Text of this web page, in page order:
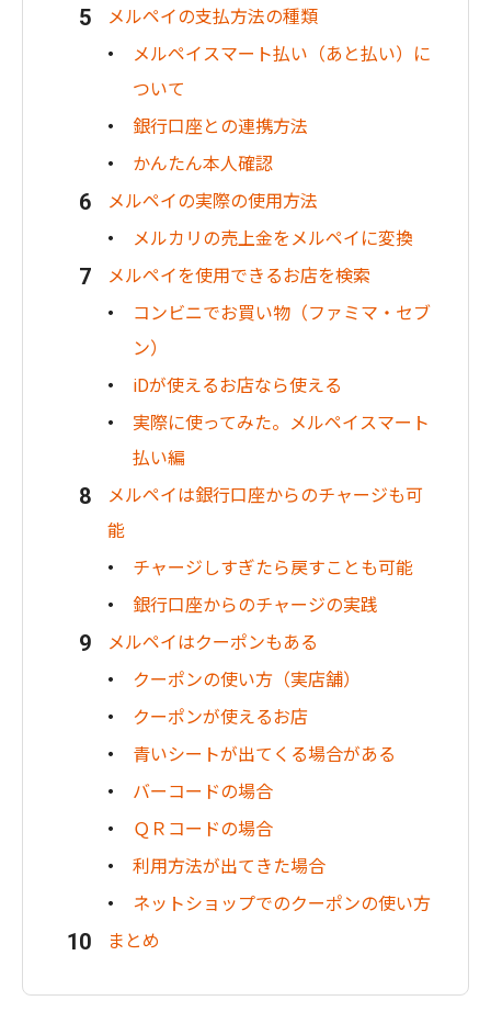
メルペイの支払方法の種類
メルペイスマート払い（あと払い）に
ついて
銀行口座との連携方法
かんたん本人確認
メルペイの実際の使用方法
メルカリの売上金をメルペイに変換
メルペイを使用できるお店を検索
コンビニでお買い物（ファミマ・セブ
ン）
iDが使えるお店なら使える
実際に使ってみた。メルペイスマート
払い編
メルペイは銀行口座からのチャージも可
能
チャージしすぎたら戻すことも可能
銀行口座からのチャージの実践
メルペイはクーポンもある
クーポンの使い方（実店舗）
クーポンが使えるお店
青いシートが出てくる場合がある
バーコードの場合
ＱＲコードの場合
利用方法が出てきた場合
ネットショップでのクーポンの使い方
まとめ